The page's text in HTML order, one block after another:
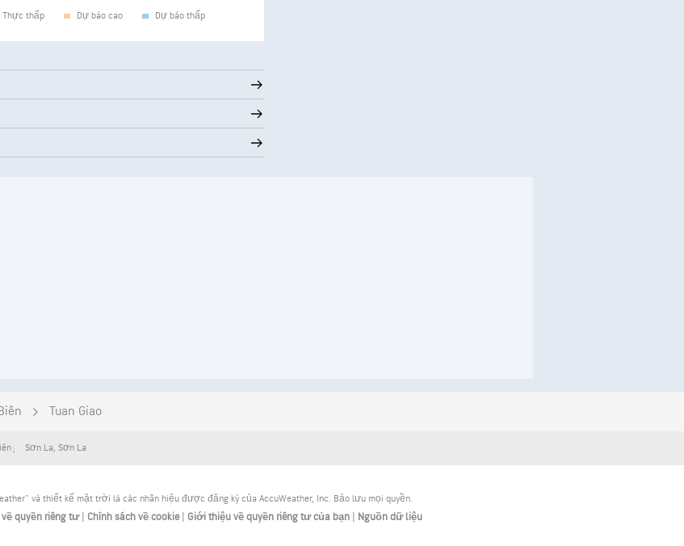
Thực thấp Dự báo cao Dự báo thấp
Tuan Giao
Sơn La, Sơn La
và thiết kế mặt trời là các nhãn hiệu được đăng ký của AccuWeather, Inc. Bảo lưu mọi quyền.
về quyền riêng tư Chính sách về cookie Giới thiệu về quyền riêng tư của bạn| Nguồn dữ liệu